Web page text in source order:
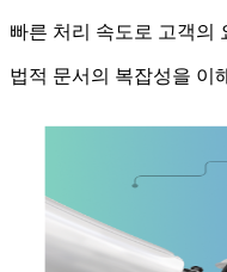
빠른 처리 속도로 고객의
법적 문서의 복잡성을 이